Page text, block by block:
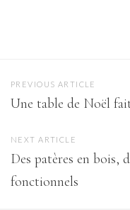
PREVIOUS ARTICLE
Une table de Noël
NEXT ARTICLE
Des patères en bois,
fonctionnels